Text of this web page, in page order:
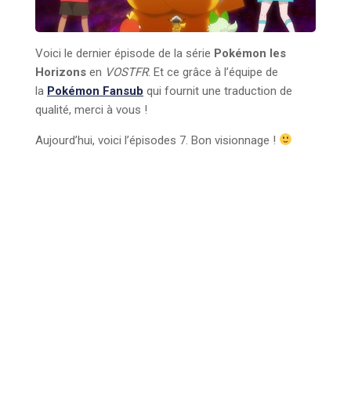
Voici le dernier épisode de la série Pokémon les
Horizons en VOSTFR. Et ce grâce à l’équipe de
la Pokémon Fansub qui fournit une traduction de
qualité, merci à vous !
Aujourd’hui, voici l’épisodes 7. Bon visionnage !